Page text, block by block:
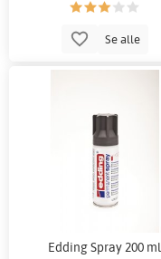
Se alle
Edding Spray 200 ml